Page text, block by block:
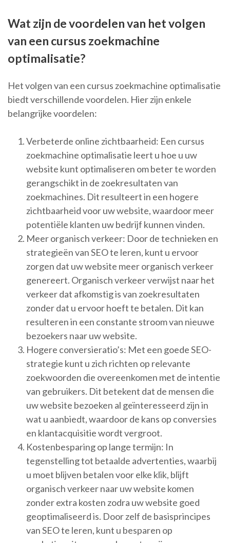
Wat zijn de voordelen van het volgen
van een cursus zoekmachine
optimalisatie?
Het volgen van een cursus zoekmachine optimalisatie
biedt verschillende voordelen. Hier zijn enkele
belangrijke voordelen:
Verbeterde online zichtbaarheid: Een cursus
zoekmachine optimalisatie leert u hoe u uw
website kunt optimaliseren om beter te worden
gerangschikt in de zoekresultaten van
zoekmachines. Dit resulteert in een hogere
zichtbaarheid voor uw website, waardoor meer
potentiële klanten uw bedrijf kunnen vinden.
Meer organisch verkeer: Door de technieken en
strategieën van SEO te leren, kunt u ervoor
zorgen dat uw website meer organisch verkeer
genereert. Organisch verkeer verwijst naar het
verkeer dat afkomstig is van zoekresultaten
zonder dat u ervoor hoeft te betalen. Dit kan
resulteren in een constante stroom van nieuwe
bezoekers naar uw website.
Hogere conversieratio’s: Met een goede SEO-
strategie kunt u zich richten op relevante
zoekwoorden die overeenkomen met de intentie
van gebruikers. Dit betekent dat de mensen die
uw website bezoeken al geïnteresseerd zijn in
wat u aanbiedt, waardoor de kans op conversies
en klantacquisitie wordt vergroot.
Kostenbesparing op lange termijn: In
tegenstelling tot betaalde advertenties, waarbij
u moet blijven betalen voor elke klik, blijft
organisch verkeer naar uw website komen
zonder extra kosten zodra uw website goed
geoptimaliseerd is. Door zelf de basisprincipes
van SEO te leren, kunt u besparen op